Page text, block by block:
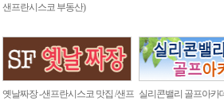
샌프란시스코 부동산)
옛날짜장 -샌프란시스코 맛집 /샌프 실리콘밸리 골프아카